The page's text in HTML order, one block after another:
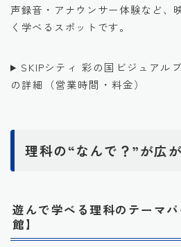
声録音・アナウンサー体験など、
く学べるスポットです。
SKIPシティ 彩の国ビジュアル
の詳細（営業時間・料金）
理科の“なんで？”が広
遊んで学べる理科のテーマ
館】